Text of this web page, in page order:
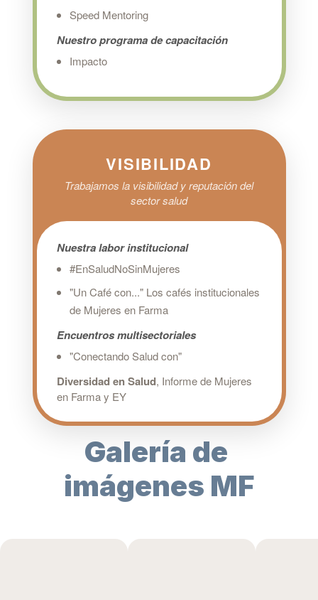
Speed Mentoring
Nuestro programa de capacitación
Impacto
VISIBILIDAD
Trabajamos la visibilidad y reputación del
sector salud
Nuestra labor institucional
#EnSaludNoSinMujeres
"Un Café con..." Los cafés institucionales
de Mujeres en Farma
Encuentros multisectoriales
"Conectando Salud con"
Diversidad en Salud, Informe de Mujeres
en Farma y EY
Galería de
imágenes MF